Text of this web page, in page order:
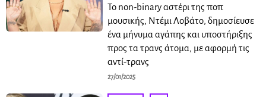
To non-binary αστέρι της ποπ
μουσικής, Ντέμι Λοβάτο, δημοσίευσε
ένα μήνυμα αγάπης και υποστήριξης
προς τα τρανς άτομα, με αφορμή τις
αντί-τρανς
27/01/2025